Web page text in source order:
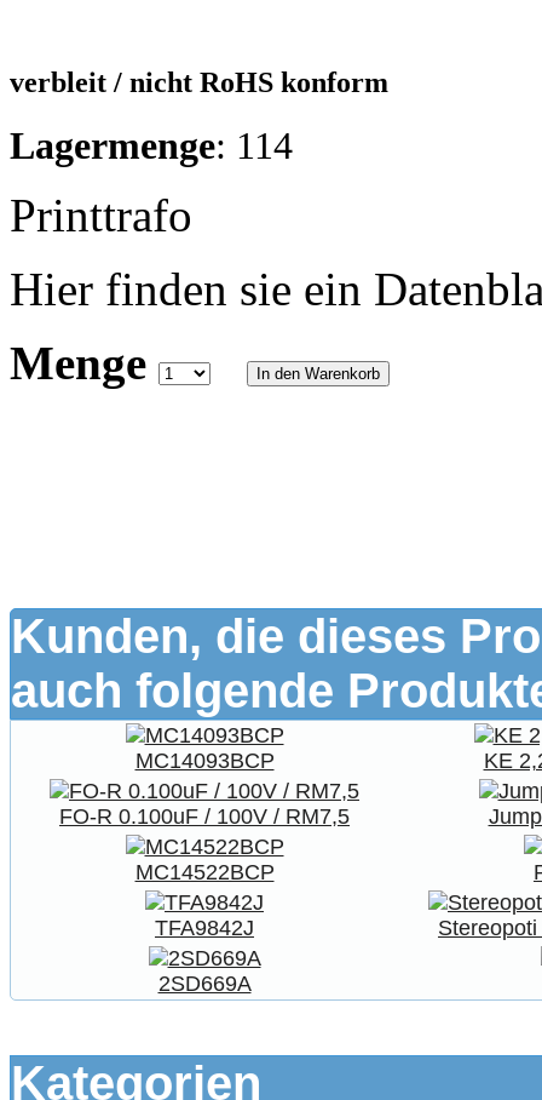
verbleit / nicht RoHS konform
Lagermenge: 114
Printtrafo
Hier finden sie ein
Menge
In den Warenkorb
Kunden, die dieses
auch folgende
MC14093BCP KE
FO-R 0.100uF / 100V / RM7,5
MC14522BCP
TFA9842J
2SD669A
Kategorien